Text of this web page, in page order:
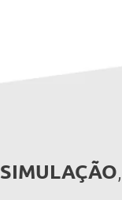
SIMULAÇÃO